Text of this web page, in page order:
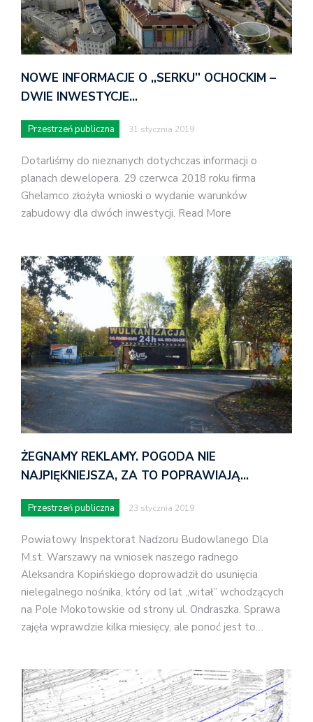
NOWE INFORMACJE O „SERKU” OCHOCKIM –
DWIE INWESTYCJE…
Przestrzeń publiczna 31 stycznia 2019
Dotarliśmy do nieznanych dotychczas informacji o
planach dewelopera. 29 czerwca 2018 roku firma
Ghelamco złożyła wnioski o wydanie warunków
zabudowy dla dwóch inwestycji. Read More
ŻEGNAMY REKLAMY. POGODA NIE
NAJPIĘKNIEJSZA, ZA TO POPRAWIAJĄ…
Przestrzeń publiczna 23 stycznia 2019
Powiatowy Inspektorat Nadzoru Budowlanego Dla
M.st. Warszawy na wniosek naszego radnego
Aleksandra Kopińskiego doprowadził do usunięcia
nielegalnego nośnika, który od lat „witał” wchodzących
na Pole Mokotowskie od strony ul. Ondraszka. Sprawa
zajęła wprawdzie kilka miesięcy, ale ponoć jest to…